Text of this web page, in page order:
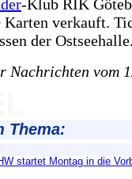
-Klub RIK
Karten verkauft.
der
Nachrichten vom
Thema:
startet Montag in die